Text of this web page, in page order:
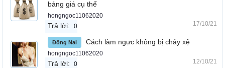
bảng giá cụ thể
hongngoc11062020
Trả lời: 0 17/10/21
Đồng Nai Cách làm ngực không bị chảy xệ
hongngoc11062020
Trả lời: 0 12/10/21